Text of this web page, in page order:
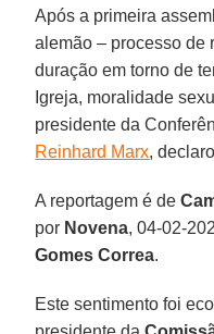
Após a primeira
alemão – processo de
duração em torno de
Igreja, moralidade
presidente da
Reinhard Marx,
A reportagem é de
por Novena, 04-02-
Gomes Correa.
Este sentimento foi